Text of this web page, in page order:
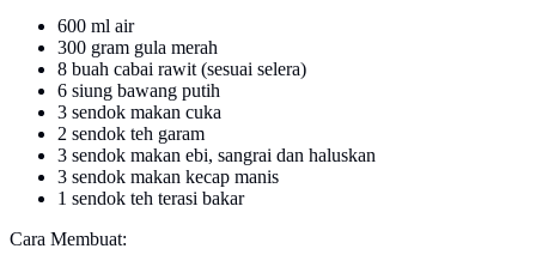
600 ml air
300 gram gula merah
8 buah cabai rawit (sesuai selera)
6 siung bawang putih
3 sendok makan cuka
2 sendok teh garam
3 sendok makan ebi, sangrai dan haluskan
3 sendok makan kecap manis
1 sendok teh terasi bakar
Cara Membuat: